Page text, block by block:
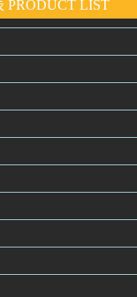
PRODUCT LIST